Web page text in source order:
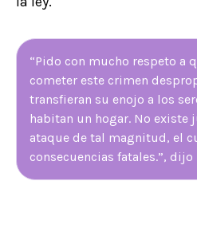
“Pido con mucho respeto a
cometer este crimen
transfieran su enojo a los
habitan un hogar. No existe
ataque de tal magnitud, el
consecuencias fatales.”, dijo